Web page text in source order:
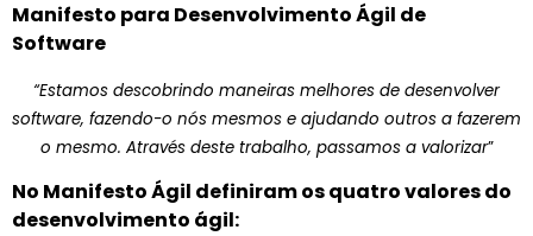
Manifesto para Desenvolvimento Ágil de
Software
“Estamos descobrindo maneiras melhores de desenvolver
software, fazendo-o nós mesmos e ajudando outros a fazerem
o mesmo. Através deste trabalho, passamos a valorizar”
No Manifesto Ágil definiram os quatro valores do
desenvolvimento ágil: